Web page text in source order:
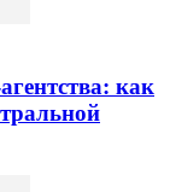
как